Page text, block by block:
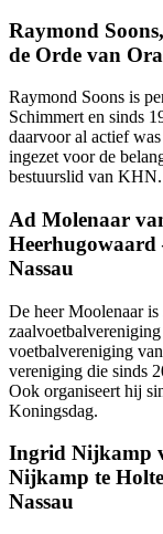
Raymond
de Orde van
Raymond Soons is
Schimmert en sinds
daarvoor al actief
ingezet voor de
bestuurslid van KHN.
Ad Molenaar
Nassau
De heer Moolenaar
voetbalvereniging
vereniging die sinds
Ook organiseert hij
Koningsdag.
Ingrid Nijkamp
Nijkamp te
Nassau